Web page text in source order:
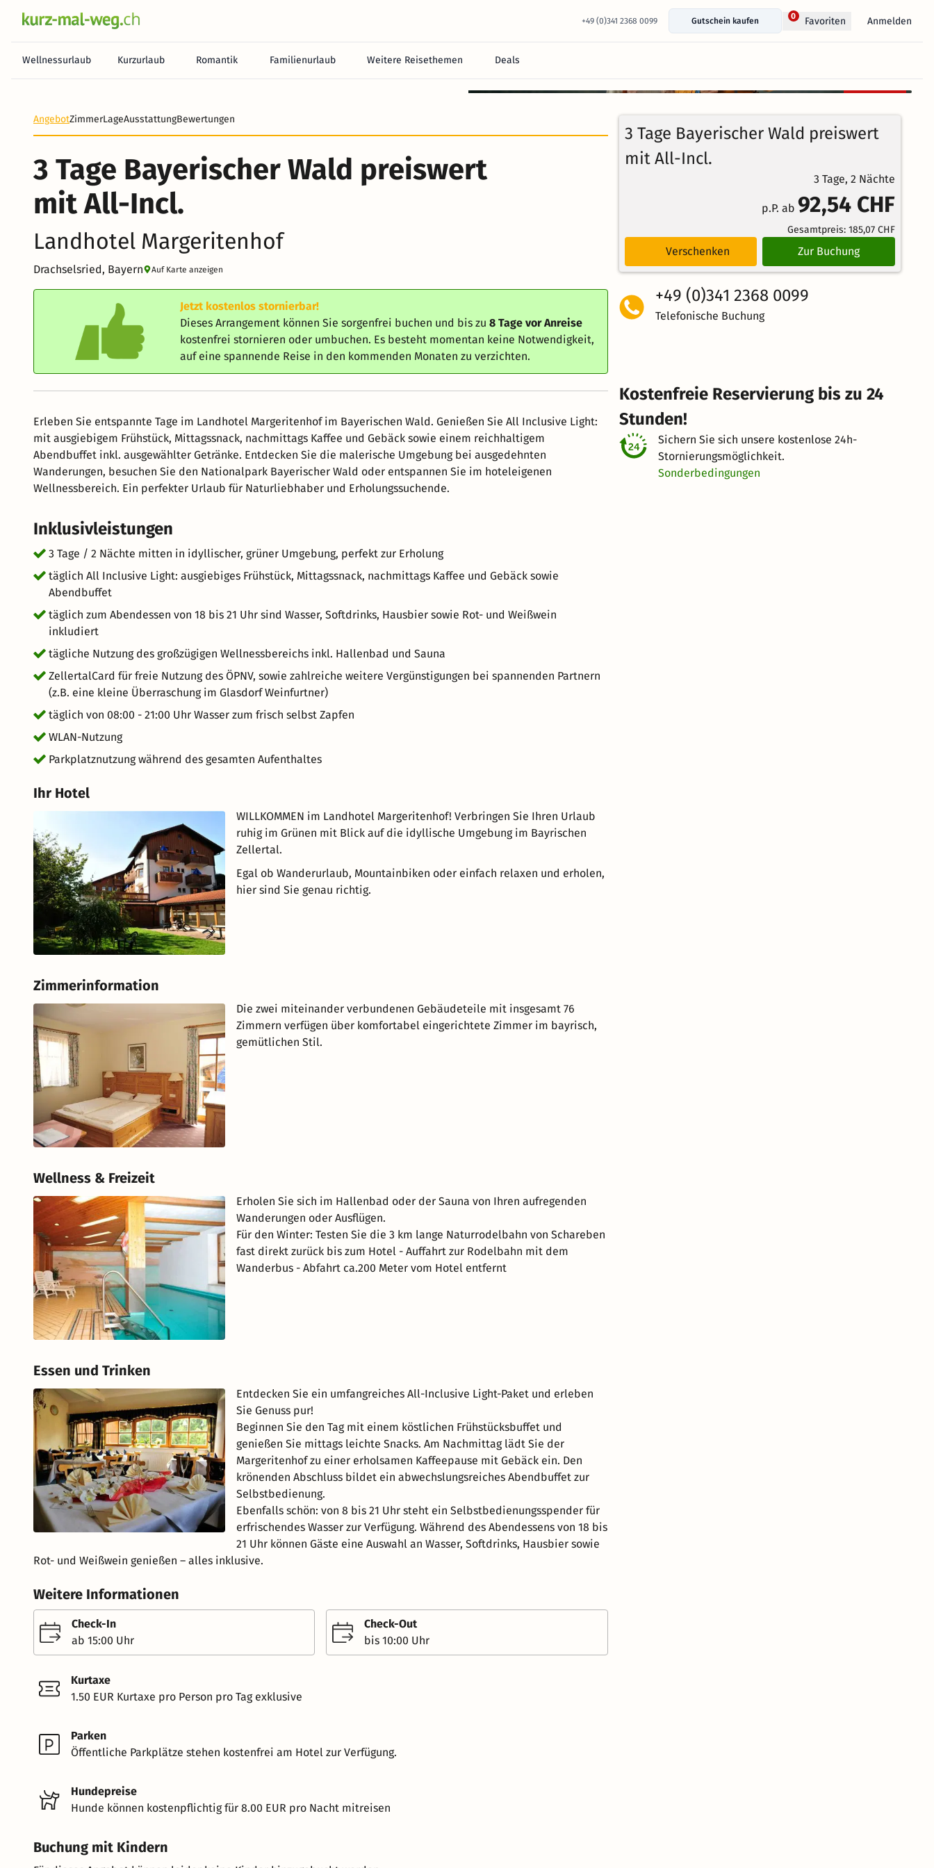
+49 (0)341 2368 0099 Gutschein kaufen
0 Favoriten Anmelden
Wellnessurlaub Kurzurlaub Romantik Familienurlaub Weitere Reisethemen Deals
Heute noch keine Zahlung erforderlich! Zahlen Sie bequem im Hotel. 93%
Weiterempfehlung
Bewertungen
4.1/5
stornierbar
AngebotZimmerLageAusstattungBewertungen
3 Tage Bayerischer Wald preiswert
mit All-Incl.
Landhotel Margeritenhof
Drachselsried, Bayern Auf Karte anzeigen
Jetzt kostenlos stornierbar!
Dieses Arrangement können Sie sorgenfrei buchen und bis zu8 Tage vor Anreise
kostenfrei stornieren oder umbuchen. Es besteht momentan keine Notwendigkeit,
auf eine spannende Reise in den kommenden Monaten zu verzichten.
Erleben Sie entspannte Tage im Landhotel Margeritenhof im Bayerischen Wald. Genießen Sie All Inclusive Light:
mit ausgiebigem Frühstück, Mittagssnack, nachmittags Kaffee und Gebäck sowie einem reichhaltigem
Abendbuffet inkl. ausgewählter Getränke. Entdecken Sie die malerische Umgebung bei ausgedehnten
Wanderungen, besuchen Sie den Nationalpark Bayerischer Wald oder entspannen Sie im hoteleigenen
Wellnessbereich. Ein perfekter Urlaub für Naturliebhaber und Erholungssuchende.
Inklusivleistungen
3 Tage / 2 Nächte mitten in idyllischer, grüner Umgebung, perfekt zur Erholung
täglich All Inclusive Light: ausgiebiges Frühstück, Mittagssnack, nachmittags Kaffee und Gebäck sowie
Abendbuffet
täglich zum Abendessen von 18 bis 21 Uhr sind Wasser, Softdrinks, Hausbier sowie Rot- und Weißwein
inkludiert
tägliche Nutzung des großzügigen Wellnessbereichs inkl. Hallenbad und Sauna
ZellertalCard für freie Nutzung des ÖPNV, sowie zahlreiche weitere Vergünstigungen bei spannenden Partnern
(z.B. eine kleine Überraschung im Glasdorf Weinfurtner)
täglich von 08:00 - 21:00 Uhr Wasser zum frisch selbst Zapfen
WLAN-Nutzung
Parkplatznutzung während des gesamten Aufenthaltes
Ihr Hotel
WILLKOMMEN im Landhotel Margeritenhof! Verbringen Sie Ihren Urlaub
ruhig im Grünen mit Blick auf die idyllische Umgebung im Bayrischen
Zellertal.
Egal ob Wanderurlaub, Mountainbiken oder einfach relaxen und erholen,
hier sind Sie genau richtig.
Zimmerinformation
Die zwei miteinander verbundenen Gebäudeteile mit insgesamt 76
Zimmern verfügen über komfortabel eingerichtete Zimmer im bayrisch,
gemütlichen Stil.
Wellness & Freizeit
Erholen Sie sich im Hallenbad oder der Sauna von Ihren aufregenden
Wanderungen oder Ausflügen.
Für den Winter: Testen Sie die 3 km lange Naturrodelbahn von Schareben
fast direkt zurück bis zum Hotel - Auffahrt zur Rodelbahn mit dem
Wanderbus - Abfahrt ca.200 Meter vom Hotel entfernt
Essen und Trinken
Entdecken Sie ein umfangreiches All-Inclusive Light-Paket und erleben
Sie Genuss pur!
Beginnen Sie den Tag mit einem köstlichen Frühstücksbuffet und
genießen Sie mittags leichte Snacks. Am Nachmittag lädt Sie der
Margeritenhof zu einer erholsamen Kaffeepause mit Gebäck ein. Den
krönenden Abschluss bildet ein abwechslungsreiches Abendbuffet zur
Selbstbedienung.
Ebenfalls schön: von 8 bis 21 Uhr steht ein Selbstbedienungsspender für
erfrischendes Wasser zur Verfügung. Während des Abendessens von 18 bis
21 Uhr können Gäste eine Auswahl an Wasser, Softdrinks, Hausbier sowie
Rot- und Weißwein genießen – alles inklusive.
Weitere Informationen
Check-In
ab 15:00 Uhr
Check-Out
bis 10:00 Uhr
Kurtaxe
1.50 EUR Kurtaxe pro Person pro Tag exklusive
Parken
Öffentliche Parkplätze stehen kostenfrei am Hotel zur Verfügung.
Hundepreise
Hunde können kostenpflichtig für 8.00 EUR pro Nacht mitreisen
Buchung mit Kindern
3 Tage Bayerischer Wald preiswert
mit All-Incl.
3 Tage, 2 Nächte
p.P. ab 92,54 CHF
Gesamtpreis: 185,07 CHF
Verschenken Zur Buchung
+49 (0)341 2368 0099
Telefonische Buchung
Kostenfreie Reservierung bis zu 24
Stunden!
Sichern Sie sich unsere kostenlose 24h-
Stornierungsmöglichkeit.
Sonderbedingungen